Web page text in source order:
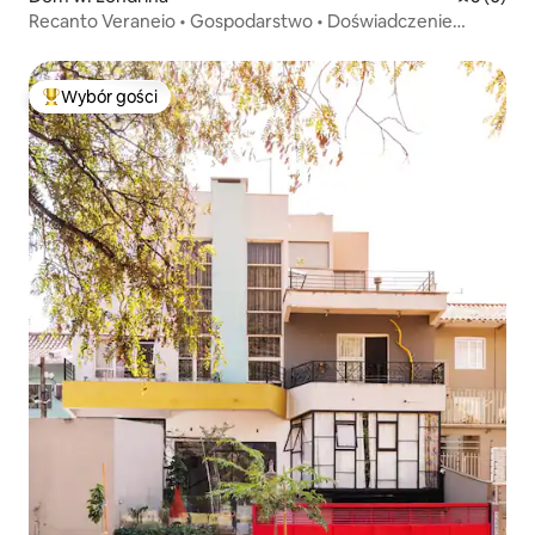
Recanto Veraneio • Gospodarstwo • Doświadczenie
Najpopularniejsze z kategorii Wybór gości
Wybór gości